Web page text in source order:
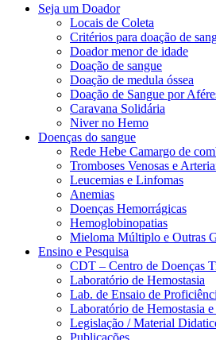
Seja um Doador
Locais de Coleta
Critérios para doação de
Doador menor de idade
Doação de sangue
Doação de medula óssea
Doação de Sangue por
Caravana Solidária
Niver no Hemo
Doenças do sangue
Rede Hebe Camargo de
Tromboses Venosas e
Leucemias e Linfomas
Anemias
Doenças Hemorrágicas
Hemoglobinopatias
Mieloma Múltiplo e Outras
Ensino e Pesquisa
CDT – Centro de Doenças
Laboratório de Hemostasia
Lab. de Ensaio de
Laboratório de Hemostasia
Legislação / Material
Publicações